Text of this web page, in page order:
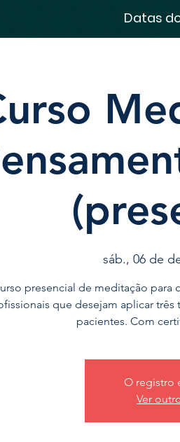
Datas
sáb., 06 de
presencial de meditação para
que desejam aplicar
pacientes. Com
O registro
Ver